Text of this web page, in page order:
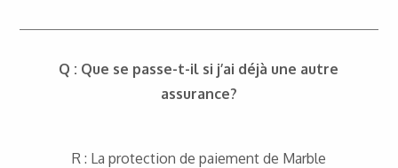
Q : Que se passe-t-il si j’ai déjà une autre
assurance?
R : La protection de paiement de Marble